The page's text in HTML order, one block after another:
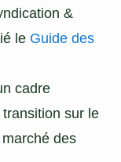
&
le Guide des
cadre
sur le
des